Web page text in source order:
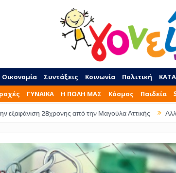
Οικονομία Συντάξεις Κοινωνία Πολιτική
ΓΥΝΑΙΚΑ Η ΠΟΛΗ ΜΑΣ Κόσμος Παιδεία
από την Μαγούλα Αττικής Αλλαγές στα